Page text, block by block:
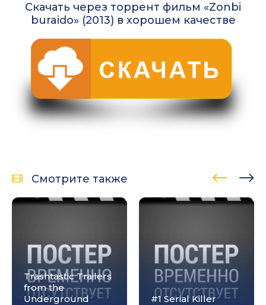
Скачать через торрент фильм «Zonbi
buraido» (2013) в хорошем качестве
Смотрите также
Trashtastic Trailers
from the
Underground
#1 Serial Killer